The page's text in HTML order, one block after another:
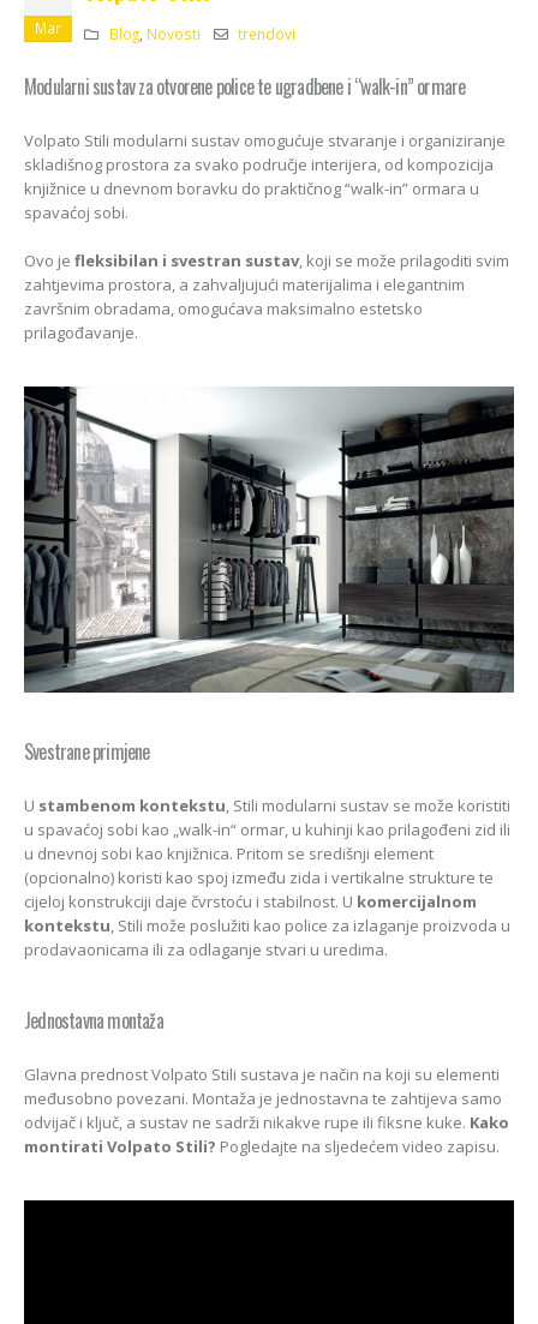
Mar Blog, Novosti trendovi
Modularni sustav za otvorene police te ugradbene i “walk-in” ormare
Volpato Stili modularni sustav omogućuje stvaranje i organiziranje
skladišnog prostora za svako područje interijera, od kompozicija
knjižnice u dnevnom boravku do praktičnog “walk-in” ormara u
spavaćoj sobi.
Ovo je fleksibilan i svestran sustav, koji se može prilagoditi svim
zahtjevima prostora, a zahvaljujući materijalima i elegantnim
završnim obradama, omogućava maksimalno estetsko
prilagođavanje.
Svestrane primjene
U stambenom kontekstu, Stili modularni sustav se može koristiti
u spavaćoj sobi kao „walk-in“ ormar, u kuhinji kao prilagođeni zid ili
u dnevnoj sobi kao knjižnica. Pritom se središnji element
(opcionalno) koristi kao spoj između zida i vertikalne strukture te
cijeloj konstrukciji daje čvrstoću i stabilnost. U komercijalnom
kontekstu, Stili može poslužiti kao police za izlaganje proizvoda u
prodavaonicama ili za odlaganje stvari u uredima.
Jednostavna montaža
Glavna prednost Volpato Stili sustava je način na koji su elementi
međusobno povezani. Montaža je jednostavna te zahtijeva samo
odvijač i ključ, a sustav ne sadrži nikakve rupe ili fiksne kuke. Kako
montirati Volpato Stili? Pogledajte na sljedećem video zapisu.
EGGER Dekorativna
13/07/2026
Inspiracija bez granica:
Pogledajte kako Lamello
spaja i najzahtjevnije
kutove
12/05/2026
15/01/2025